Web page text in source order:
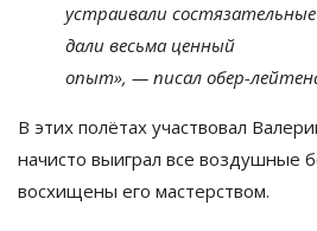
устраивали
дали весьма ценный
опыт», — писал обер-
В этих полётах участвовал
начисто выиграл все воздушные
восхищены его мастерством.